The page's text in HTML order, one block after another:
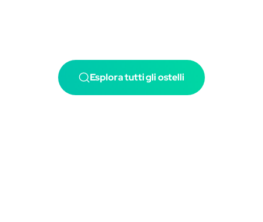
Esplora tutti gli ostelli